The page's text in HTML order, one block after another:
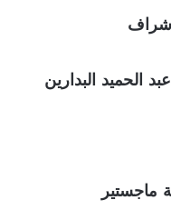
الحميد البدارين
ماجستير